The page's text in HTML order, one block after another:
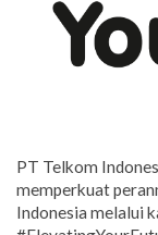
PT Telkom
memperkuat
Indonesia melalui